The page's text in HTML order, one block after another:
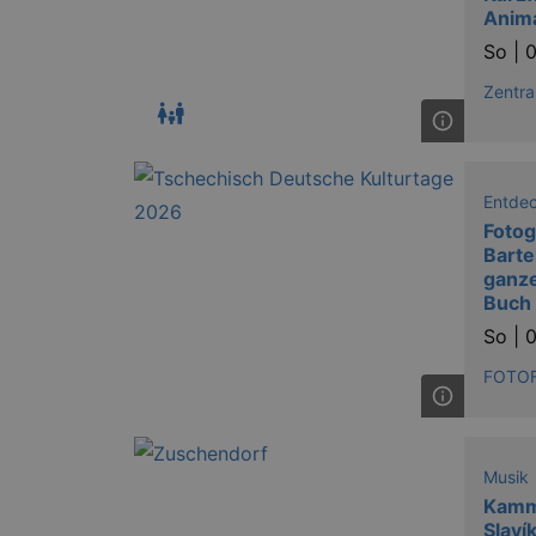
So |
Buch
So |
Musik